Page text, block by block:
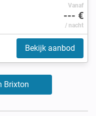
Vanaf
--- €
/ nacht
Bekijk aanbod
Brixton